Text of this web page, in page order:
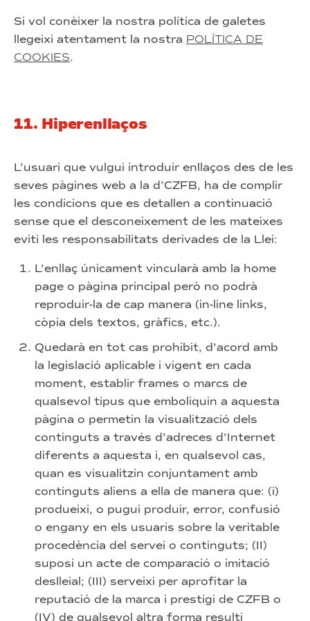
Si vol conèixer la nostra política de galetes
llegeixi atentament la nostra POLÍTICA DE
COOKIES.
11. Hiperenllaços
L’usuari que vulgui introduir enllaços des de les
seves pàgines web a la d’CZFB, ha de complir
les condicions que es detallen a continuació
sense que el desconeixement de les mateixes
eviti les responsabilitats derivades de la Llei:
L’enllaç únicament vincularà amb la home
page o pàgina principal però no podrà
reproduir-la de cap manera (in-line links,
còpia dels textos, gràfics, etc.).
Quedarà en tot cas prohibit, d’acord amb
la legislació aplicable i vigent en cada
moment, establir frames o marcs de
qualsevol tipus que emboliquin a aquesta
pàgina o permetin la visualització dels
continguts a través d’adreces d’Internet
diferents a aquesta i, en qualsevol cas,
quan es visualitzin conjuntament amb
continguts aliens a ella de manera que: (i)
produeixi, o pugui produir, error, confusió
o engany en els usuaris sobre la veritable
procedència del servei o continguts; (II)
suposi un acte de comparació o imitació
deslleial; (III) serveixi per aprofitar la
reputació de la marca i prestigi de CZFB o
(IV) de qualsevol altra forma resulti